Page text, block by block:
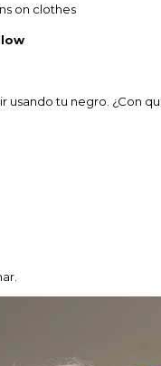
usando tu negro. ¿Con